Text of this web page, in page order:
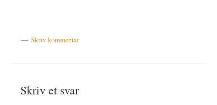
Skriv kommentar
Skriv et svar